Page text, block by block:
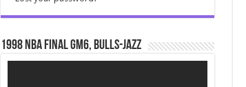
1998 NBA Final gm6, Bulls-Jazz